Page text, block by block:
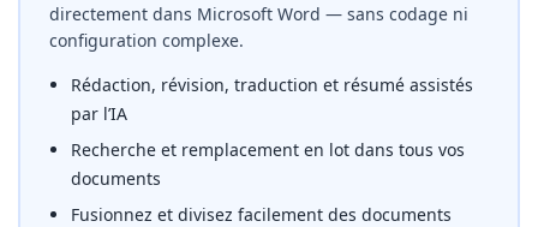
directement dans Microsoft Word — sans codage ni
configuration complexe.
Rédaction, révision, traduction et résumé assistés
par l’IA
Recherche et remplacement en lot dans tous vos
documents
Fusionnez et divisez facilement des documents